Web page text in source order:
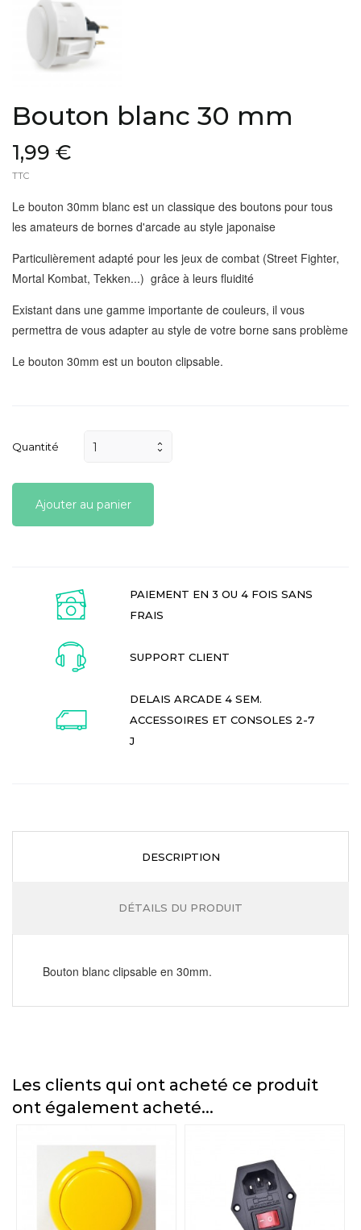
Bouton blanc 30 mm
1,99 €
TTC
Le bouton 30mm blanc est un classique des boutons pour tous
les amateurs de bornes d'arcade au style japonaise
Particulièrement adapté pour les jeux de combat (Street Fighter,
Mortal Kombat, Tekken...) grâce à leurs fluidité
Existant dans une gamme importante de couleurs, il vous
permettra de vous adapter au style de votre borne sans problème
Le bouton 30mm est un bouton clipsable.
Quantité
Ajouter au panier
PAIEMENT EN 3 OU 4 FOIS SANS
FRAIS
SUPPORT CLIENT
DELAIS ARCADE 4 SEM.
ACCESSOIRES ET CONSOLES 2-7
J
DESCRIPTION
DÉTAILS DU PRODUIT
Bouton blanc clipsable en 30mm.
Les clients qui ont acheté ce produit
ont également acheté...